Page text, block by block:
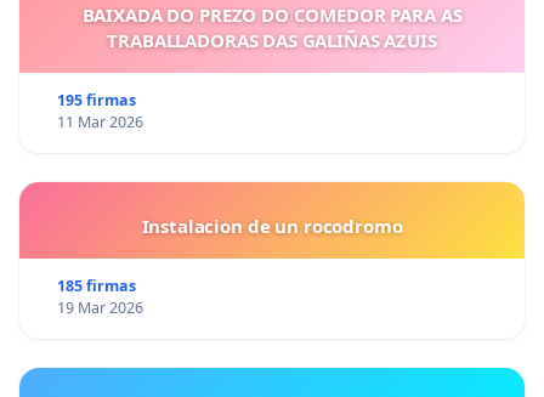
BAIXADA DO PREZO DO COMEDOR PARA AS
TRABALLADORAS DAS GALIÑAS AZUIS
195 firmas
11 Mar 2026
Instalacion de un rocodromo
185 firmas
19 Mar 2026